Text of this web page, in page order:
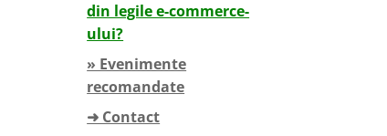
din legile e-commerce-
ului?
» Evenimente
recomandate
➜ Contact